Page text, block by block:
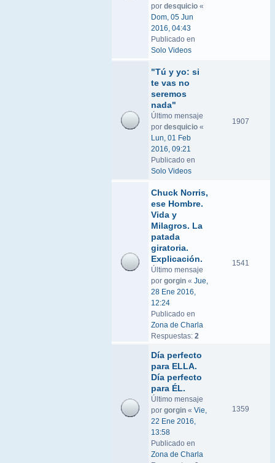
por desquicio «
Dom, 05 Jun
2016, 04:43
Publicado en
Solo Videos
"Tú y yo: si
te vas no
seremos
nada"
Último mensaje
por desquicio «
Lun, 01 Feb
2016, 09:21
Publicado en
Solo Videos
1907
Chuck Norris,
ese Hombre.
Vida y
Milagros. La
patada
giratoria.
Explicación.
Último mensaje
por gorgin « Jue,
28 Ene 2016,
12:24
Publicado en
Zona de Charla
Respuestas: 2
1541
Día perfecto
para ELLA.
Día perfecto
para ÉL.
Último mensaje
por gorgin « Vie,
22 Ene 2016,
13:58
Publicado en
Zona de Charla
1359